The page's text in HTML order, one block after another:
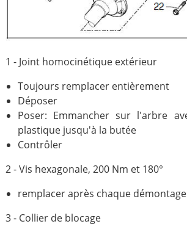
1 - Joint homocinétique extérieur
Toujours remplacer entièrement
Déposer
Poser: Emmancher sur l'arbre
plastique jusqu'à la butée
Contrôler
2 - Vis hexagonale, 200 Nm et 180°
remplacer après chaque démontage
3 - Collier de blocage